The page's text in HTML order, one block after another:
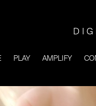
PLAY AMPLIFY